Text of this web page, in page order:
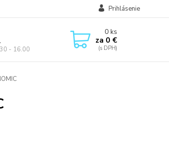
Prihlásenie
- 16.00
0ks
za 0 €